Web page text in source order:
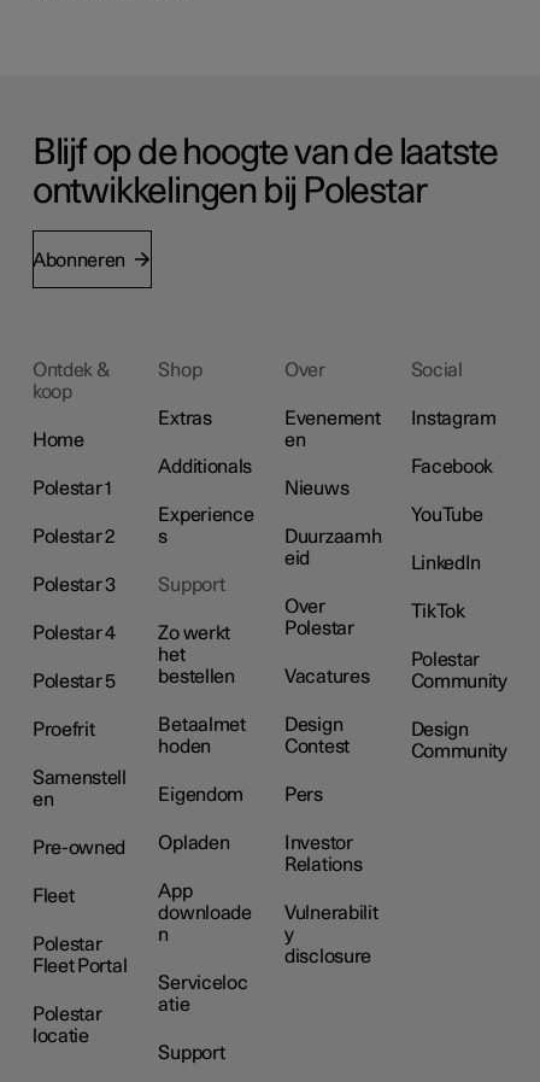
Blijf op de hoogte van de laatste
ontwikkelingen bij Polestar
Abonneren
Ontdek &
koop
Home
Polestar 1
Polestar 2
Polestar 3
Polestar 4
Polestar 5
Proefrit
Samenstell
en
Pre-owned
Fleet
Polestar
Fleet Portal
Polestar
locatie
Shop
Extras
Additionals
Experience
s
Support
Zo werkt
het
bestellen
Betaalmet
hoden
Eigendom
Opladen
App
downloade
n
Serviceloc
atie
Support
Over
Evenement
en
Nieuws
Duurzaamh
eid
Over
Polestar
Vacatures
Design
Contest
Pers
Investor
Relations
Vulnerabilit
y
disclosure
Social
Instagram
Facebook
YouTube
LinkedIn
TikTok
Polestar
Community
Design
Community